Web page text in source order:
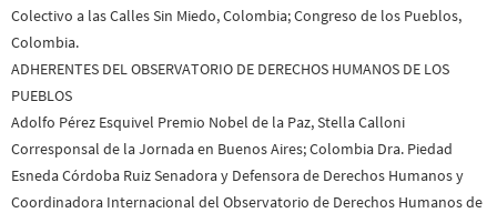
Colectivo a las Calles Sin Miedo, Colombia; Congreso de los Pueblos,
Colombia.
ADHERENTES DEL OBSERVATORIO DE DERECHOS HUMANOS DE LOS
PUEBLOS
Adolfo Pérez Esquivel Premio Nobel de la Paz, Stella Calloni
Corresponsal de la Jornada en Buenos Aires; Colombia Dra. Piedad
Esneda Córdoba Ruiz Senadora y Defensora de Derechos Humanos y
Coordinadora Internacional del Observatorio de Derechos Humanos de